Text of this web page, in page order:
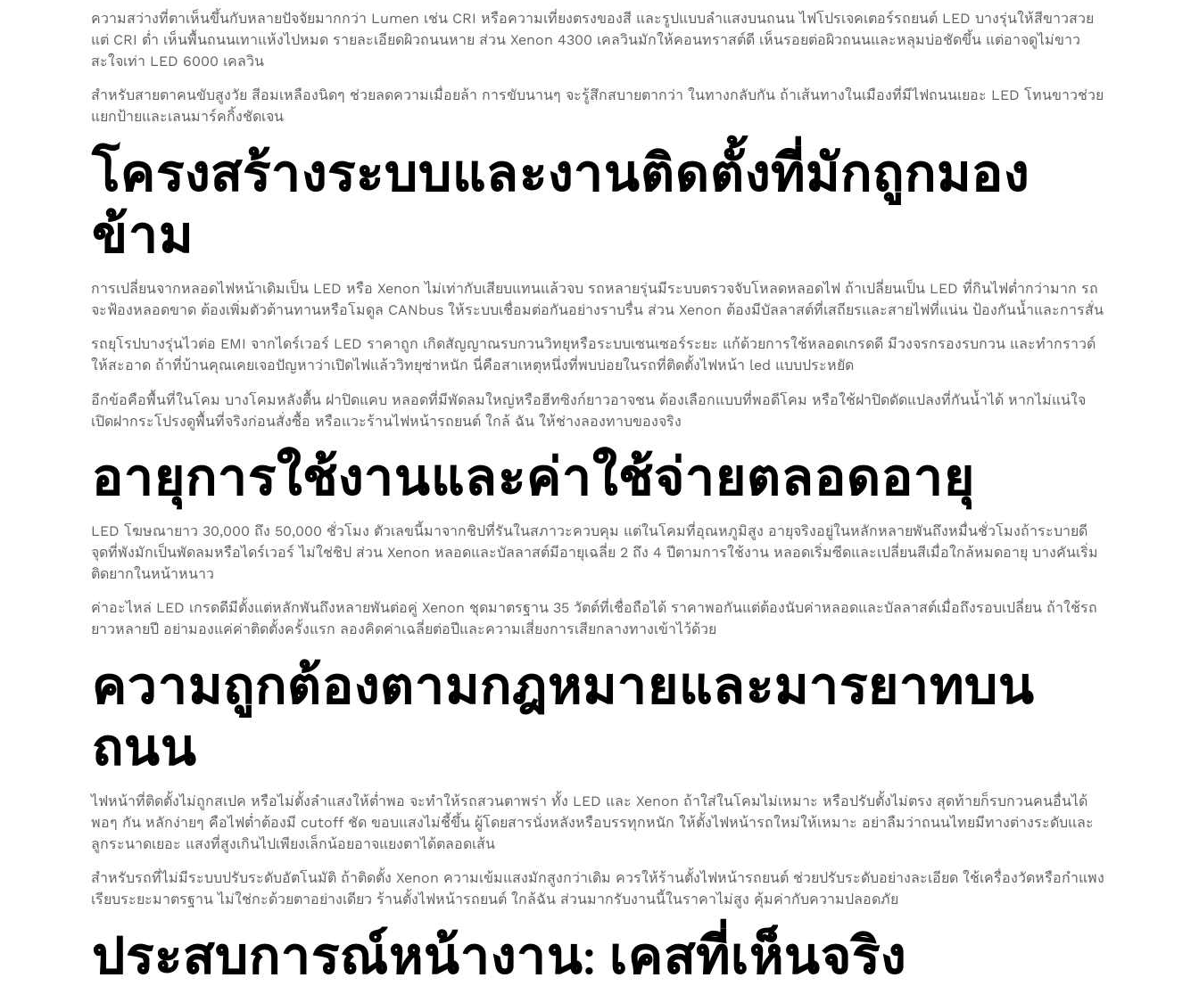
ความสว่างที่ตาเห็นขึ้นกับหลายปัจจัยมากกว่า Lumen เช่น CRI หรือความเที่ยงตรงของสี และรูปแบบลำแสงบนถนน ไฟโปรเจคเตอร์รถยนต์ LED บางรุ่นให้สีขาวสวย
แต่ CRI ต่ำ เห็นพื้นถนนเทาแห้งไปหมด รายละเอียดผิวถนนหาย ส่วน Xenon 4300 เคลวินมักให้คอนทราสต์ดี เห็นรอยต่อผิวถนนและหลุมบ่อชัดขึ้น แต่อาจดูไม่ขาว
สะใจเท่า LED 6000 เคลวิน
สำหรับสายตาคนขับสูงวัย สีอมเหลืองนิดๆ ช่วยลดความเมื่อยล้า การขับนานๆ จะรู้สึกสบายตากว่า ในทางกลับกัน ถ้าเส้นทางในเมืองที่มีไฟถนนเยอะ LED โทนขาวช่วย
แยกป้ายและเลนมาร์คกิ้งชัดเจน
โครงสร้างระบบและงานติดตั้งที่มักถูกมอง
ข้าม
การเปลี่ยนจากหลอดไฟหน้าเดิมเป็น LED หรือ Xenon ไม่เท่ากับเสียบแทนแล้วจบ รถหลายรุ่นมีระบบตรวจจับโหลดหลอดไฟ ถ้าเปลี่ยนเป็น LED ที่กินไฟต่ำกว่ามาก รถ
จะฟ้องหลอดขาด ต้องเพิ่มตัวต้านทานหรือโมดูล CANbus ให้ระบบเชื่อมต่อกันอย่างราบรื่น ส่วน Xenon ต้องมีบัลลาสต์ที่เสถียรและสายไฟที่แน่น ป้องกันน้ำและการสั่น
รถยุโรปบางรุ่นไวต่อ EMI จากไดร์เวอร์ LED ราคาถูก เกิดสัญญาณรบกวนวิทยุหรือระบบเซนเซอร์ระยะ แก้ด้วยการใช้หลอดเกรดดี มีวงจรกรองรบกวน และทำกราวด์
ให้สะอาด ถ้าที่บ้านคุณเคยเจอปัญหาว่าเปิดไฟแล้ววิทยุซ่าหนัก นี่คือสาเหตุหนึ่งที่พบบ่อยในรถที่ติดตั้งไฟหน้า led แบบประหยัด
อีกข้อคือพื้นที่ในโคม บางโคมหลังตื้น ฝาปิดแคบ หลอดที่มีพัดลมใหญ่หรือฮีทซิงก์ยาวอาจชน ต้องเลือกแบบที่พอดีโคม หรือใช้ฝาปิดดัดแปลงที่กันน้ำได้ หากไม่แน่ใจ
เปิดฝากระโปรงดูพื้นที่จริงก่อนสั่งซื้อ หรือแวะร้านไฟหน้ารถยนต์ ใกล้ ฉัน ให้ช่างลองทาบของจริง
อายุการใช้งานและค่าใช้จ่ายตลอดอายุ
LED โฆษณายาว 30,000 ถึง 50,000 ชั่วโมง ตัวเลขนี้มาจากชิปที่รันในสภาวะควบคุม แต่ในโคมที่อุณหภูมิสูง อายุจริงอยู่ในหลักหลายพันถึงหมื่นชั่วโมงถ้าระบายดี
จุดที่พังมักเป็นพัดลมหรือไดร์เวอร์ ไม่ใช่ชิป ส่วน Xenon หลอดและบัลลาสต์มีอายุเฉลี่ย 2 ถึง 4 ปีตามการใช้งาน หลอดเริ่มซีดและเปลี่ยนสีเมื่อใกล้หมดอายุ บางคันเริ่ม
ติดยากในหน้าหนาว
ค่าอะไหล่ LED เกรดดีมีตั้งแต่หลักพันถึงหลายพันต่อคู่ Xenon ชุดมาตรฐาน 35 วัตต์ที่เชื่อถือได้ ราคาพอกันแต่ต้องนับค่าหลอดและบัลลาสต์เมื่อถึงรอบเปลี่ยน ถ้าใช้รถ
ยาวหลายปี อย่ามองแค่ค่าติดตั้งครั้งแรก ลองคิดค่าเฉลี่ยต่อปีและความเสี่ยงการเสียกลางทางเข้าไว้ด้วย
ความถูกต้องตามกฎหมายและมารยาทบน
ถนน
ไฟหน้าที่ติดตั้งไม่ถูกสเปค หรือไม่ตั้งลำแสงให้ต่ำพอ จะทำให้รถสวนตาพร่า ทั้ง LED และ Xenon ถ้าใส่ในโคมไม่เหมาะ หรือปรับตั้งไม่ตรง สุดท้ายก็รบกวนคนอื่นได้
พอๆ กัน หลักง่ายๆ คือไฟต่ำต้องมี cutoff ชัด ขอบแสงไม่ชี้ขึ้น ผู้โดยสารนั่งหลังหรือบรรทุกหนัก ให้ตั้งไฟหน้ารถใหม่ให้เหมาะ อย่าลืมว่าถนนไทยมีทางต่างระดับและ
ลูกระนาดเยอะ แสงที่สูงเกินไปเพียงเล็กน้อยอาจแยงตาได้ตลอดเส้น
สำหรับรถที่ไม่มีระบบปรับระดับอัตโนมัติ ถ้าติดตั้ง Xenon ความเข้มแสงมักสูงกว่าเดิม ควรให้ร้านตั้งไฟหน้ารถยนต์ ช่วยปรับระดับอย่างละเอียด ใช้เครื่องวัดหรือกำแพง
เรียบระยะมาตรฐาน ไม่ใช่กะด้วยตาอย่างเดียว ร้านตั้งไฟหน้ารถยนต์ ใกล้ฉัน ส่วนมากรับงานนี้ในราคาไม่สูง คุ้มค่ากับความปลอดภัย
ประสบการณ์หน้างาน: เคสที่เห็นจริง